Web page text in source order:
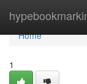
Home
Home
1